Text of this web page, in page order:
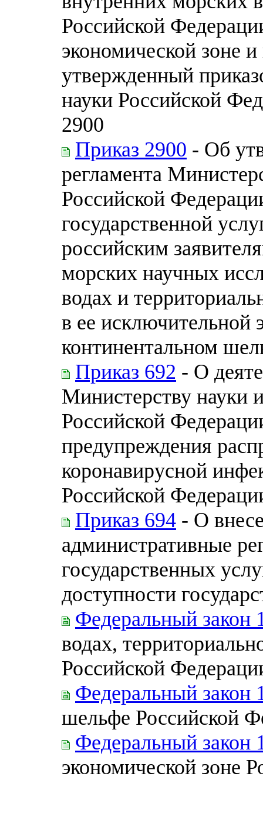
Российской
экономической зоне
утвержденный
науки Российской
2900
Приказ 2900 - Об
регламента
Российской
государственной
российским
морских научных
водах и
в ее исключительной
континентальном
Приказ 692 - О
Министерству науки
Российской
предупреждения
коронавирусной
Российской
Приказ 694 - О
административные
государственных
доступности
Федеральный закон
водах,
Российской
Федеральный закон
шельфе Российской
Федеральный закон
экономической зоне